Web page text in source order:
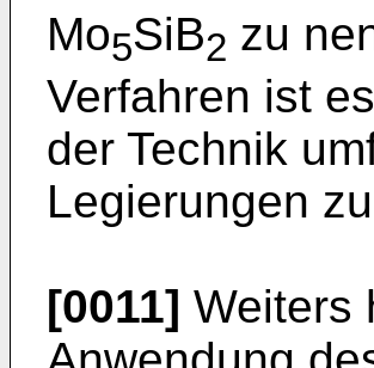
Mo5SiB2 zu
Verfahren ist
der Technik
Legierungen
[0011] Weiters